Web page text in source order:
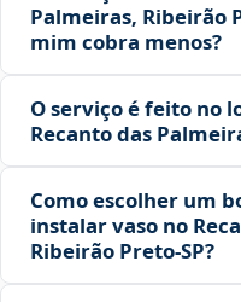
Palmeiras, Ribeirão
mim cobra menos?
O serviço é feito no
Recanto das
Como escolher um
instalar vaso no
Ribeirão Preto‑SP?